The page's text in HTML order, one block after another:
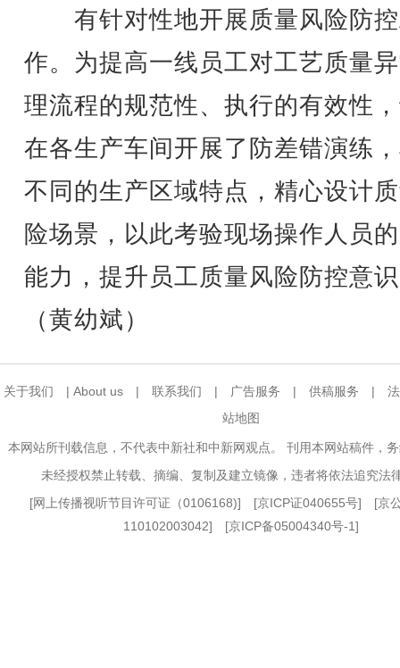
有针对性地开展质量风险防
作。为提高一线员工对工艺质量
理流程的规范性、执行的有效性
在各生产车间开展了防差错演练
不同的生产区域特点，精心设计
险场景，以此考验现场操作人员
能力，提升员工质量风险防控意
（黄幼斌）
关于我们 | About us | 联系我们 | 广告服务 | 供稿服务 |
站地图
本网站所刊载信息，不代表中新社和中新网观点。 刊用本网站稿件，
未经授权禁止转载、摘编、复制及建立镜像，违者将依法追究法
[网上传播视听节目许可证（0106168)] [京ICP证040655号] [京
110102003042] [京ICP备05004340号-1]